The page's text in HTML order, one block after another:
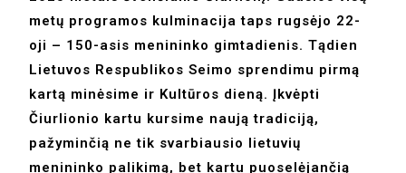
metų programos kulminacija taps rugsėjo 22-
oji – 150-asis menininko gimtadienis. Tądien
Lietuvos Respublikos Seimo sprendimu pirmą
kartą minėsime ir Kultūros dieną. Įkvėpti
Čiurlionio kartu kursime naują tradiciją,
pažyminčią ne tik svarbiausio lietuvių
menininko palikimą, bet kartu puoselėjančią